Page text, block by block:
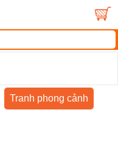
Tranh phong cảnh